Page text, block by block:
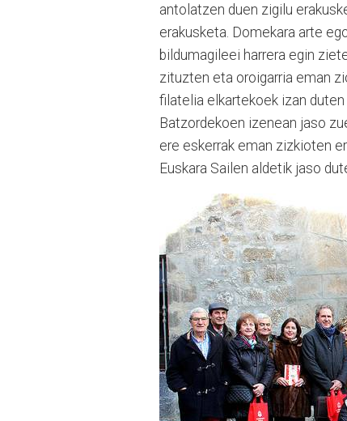
antolatzen duen zigilu
erakusketa. Domekara arte
bildumagileei harrera egin
zituzten eta oroigarria eman
filatelia elkartekoek izan
Batzordekoen izenean jaso
ere eskerrak eman zizkioten
Euskara Sailen aldetik jaso